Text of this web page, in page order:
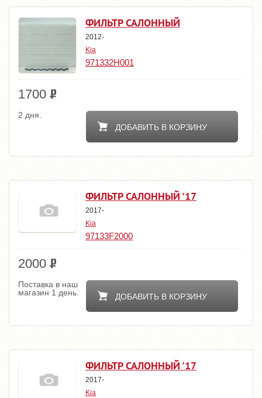
ФИЛЬТР САЛОННЫЙ
2012-
Kia
971332H001
1700
ДОБАВИТЬ В КОРЗИНУ
2 дня.
ФИЛЬТР САЛОННЫЙ '17
2017-
Kia
97133F2000
2000
ДОБАВИТЬ В КОРЗИНУ
Поставка в наш
магазин 1 день.
ФИЛЬТР САЛОННЫЙ '17
2017-
Kia